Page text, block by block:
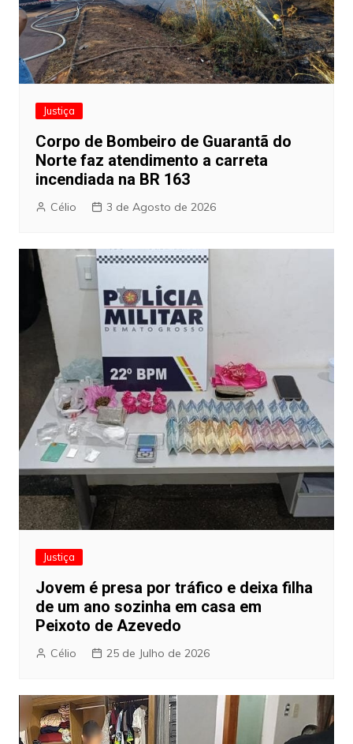
Justiça
Corpo de Bombeiro de Guarantã do
Norte faz atendimento a carreta
incendiada na BR 163
Célio 3 de Agosto de 2026
Justiça
Jovem é presa por tráfico e deixa filha
de um ano sozinha em casa em
Peixoto de Azevedo
Célio 25 de Julho de 2026